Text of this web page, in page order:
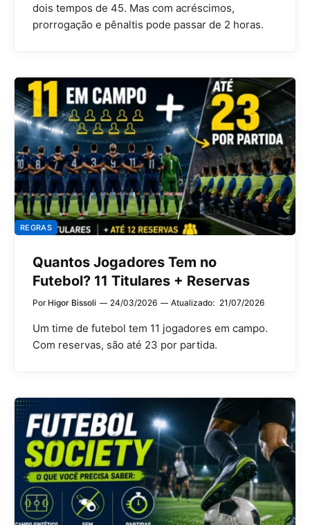
dois tempos de 45. Mas com acréscimos,
prorrogação e pênaltis pode passar de 2 horas.
REGRAS
Quantos Jogadores Tem no
Futebol? 11 Titulares + Reservas
Por Higor Bissoli 24/03/2026 Atualizado: 21/07/2026
Um time de futebol tem 11 jogadores em campo.
Com reservas, são até 23 por partida.